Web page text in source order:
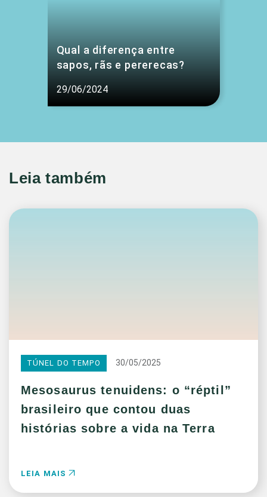
Qual a diferença entre
sapos, rãs e pererecas?
29/06/2024
Leia também
TÚNEL DO TEMPO 30/05/2025
Mesosaurus tenuidens: o “réptil”
brasileiro que contou duas
histórias sobre a vida na Terra
LEIA MAIS